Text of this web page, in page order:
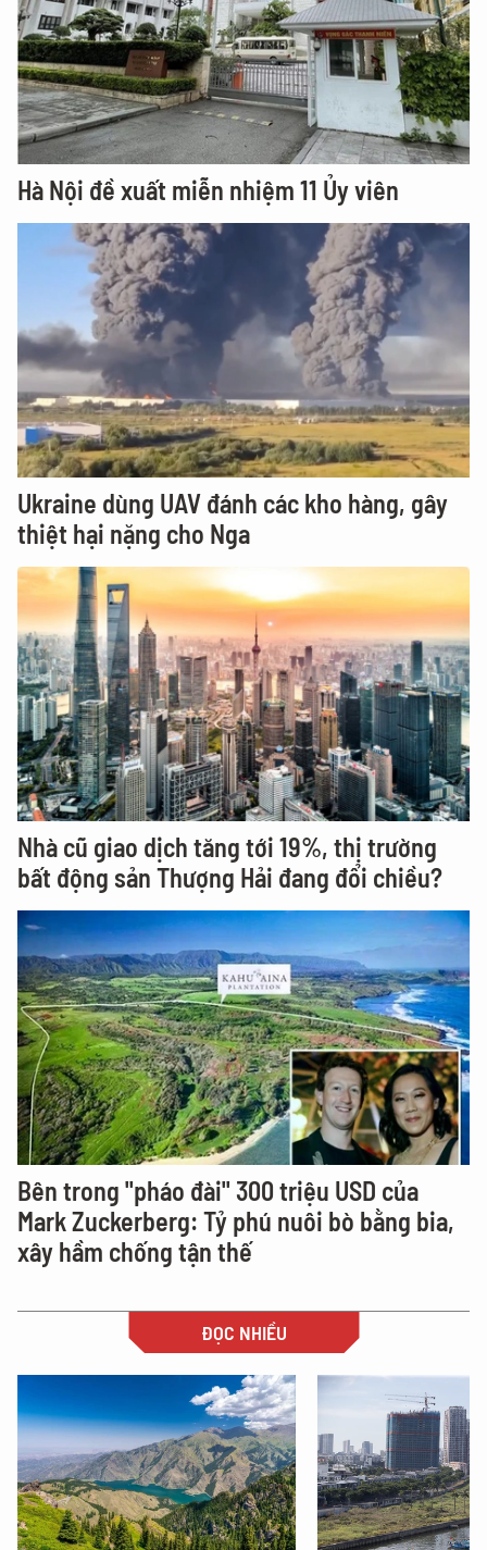
Hà Nội đề xuất miễn nhiệm 11 Ủy viên
Ukraine dùng UAV đánh các kho hàng, gây
thiệt hại nặng cho Nga
Nhà cũ giao dịch tăng tới 19%, thị trường
bất động sản Thượng Hải đang đổi chiều?
Bên trong "pháo đài" 300 triệu USD của
Mark Zuckerberg: Tỷ phú nuôi bò bằng bia,
xây hầm chống tận thế
ĐỌC NHIỀU